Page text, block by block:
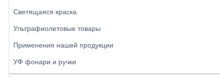
Светящаяся краска
Ультрафиолетовые товары
Применения нашей продукции
УФ фонари и ручки